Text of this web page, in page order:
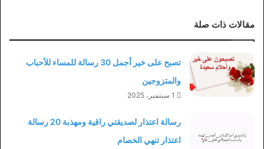
مقالات ذات صلة
تصبح على خير أجمل 30 رسالة للمساء للأحباب
والمتزوجين
1 سبتمبر، 2025
رسالة اعتذار لصديقتي راقية ومهذبة 20 رسالة
اعتذار تنهي الخصام